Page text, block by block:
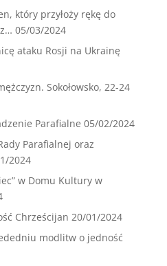
który przyłoży rękę do
05/03/2024
ataku Rosji na Ukrainę
Sokołowsko, 22-24
Parafialne 05/02/2024
Parafialnej oraz
2024
w Domu Kultury w
Chrześcijan 20/01/2024
modlitw o jedność